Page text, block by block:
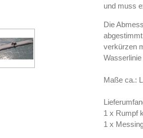
und muss
Die
verkürzen
Maße ca.:
1 x Rumpf
1 x